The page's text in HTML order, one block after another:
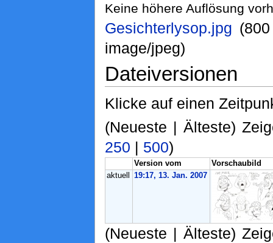
Keine höhere Auflösung
Gesichterlysop.jpg
image/jpeg)
Dateiversionen
Klicke auf einen
(Neueste | Älteste)
250 | 500)
Version vom
Vorschaubild
aktuell
19:17, 13. Jan. 2007
(Neueste | Älteste)